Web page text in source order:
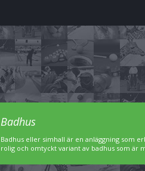
Badhus
Badhus eller simhall är en anläggning som
rolig och omtyckt variant av badhus som är